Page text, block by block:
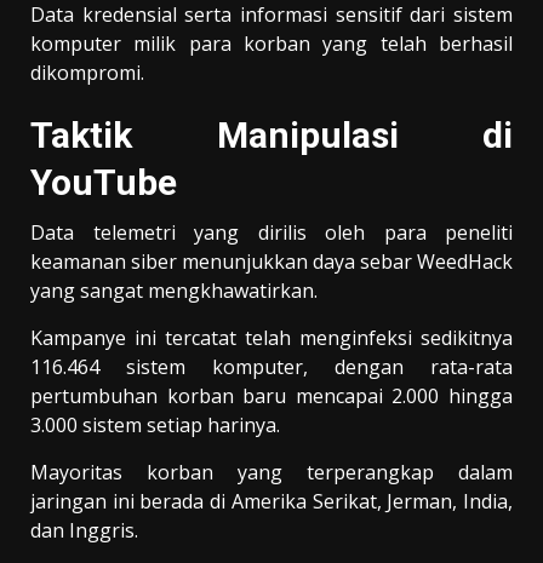
Data kredensial serta informasi sensitif dari sistem
komputer milik para korban yang telah berhasil
dikompromi.
Taktik Manipulasi di
YouTube
Data telemetri yang dirilis oleh para peneliti
keamanan siber menunjukkan daya sebar WeedHack
yang sangat mengkhawatirkan.
Kampanye ini tercatat telah menginfeksi sedikitnya
116.464 sistem komputer, dengan rata-rata
pertumbuhan korban baru mencapai 2.000 hingga
3.000 sistem setiap harinya.
Mayoritas korban yang terperangkap dalam
jaringan ini berada di Amerika Serikat, Jerman, India,
dan Inggris.